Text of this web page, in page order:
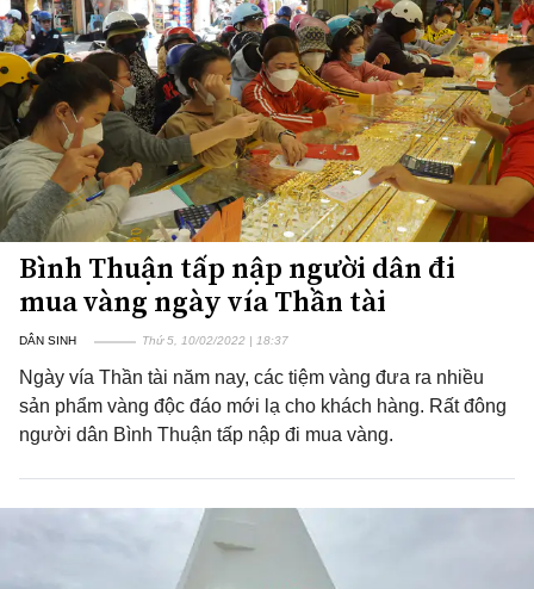
Bình Thuận tấp nập người dân đi
mua vàng ngày vía Thần tài
DÂN SINH Thứ 5, 10/02/2022 | 18:37
Ngày vía Thần tài năm nay, các tiệm vàng đưa ra nhiều
sản phẩm vàng độc đáo mới lạ cho khách hàng. Rất đông
người dân Bình Thuận tấp nập đi mua vàng.